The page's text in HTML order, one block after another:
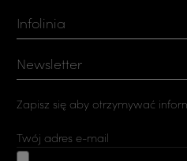
Infolinia
Newsletter
Zapisz się aby otrzymywać